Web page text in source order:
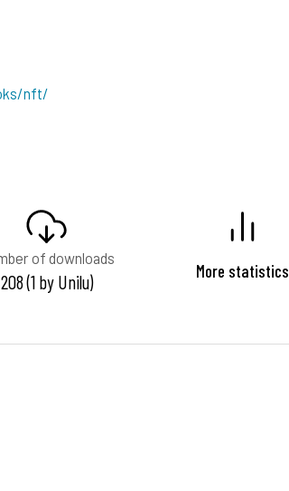
nft/
of downloads
208 (1 by Unilu) More statistics